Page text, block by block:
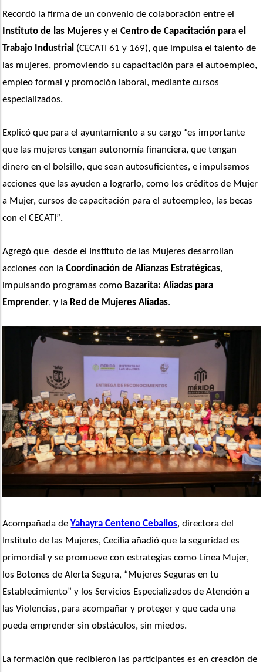
Instituto de las Mujeres y el Centro de Capacitación para el
Trabajo Industrial (CECATI 61 y 169), que impulsa el talento de
las mujeres, promoviendo su capacitación para el autoempleo,
empleo formal y promoción laboral, mediante cursos
especializados.
Explicó que para el ayuntamiento a su cargo “es importante
que las mujeres tengan autonomía financiera, que tengan
dinero en el bolsillo, que sean autosuficientes, e impulsamos
acciones que las ayuden a lograrlo, como los créditos de Mujer
a Mujer, cursos de capacitación para el autoempleo, las becas
con el CECATI ”.
Agregó que  desde el Instituto de las Mujeres desarrollan
acciones con la Coordinación de Alianzas Estratégicas,
impulsando programas como Bazarita: Aliadas para
Emprender, y la Red de Mujeres Aliadas.
Acompañada de Yahayra Centeno Ceballos, directora del
Instituto de las Mujeres, Cecilia añadió que la seguridad es
primordial y se promueve con estrategias como Línea Mujer,
los Botones de Alerta Segura, “Mujeres Seguras en tu
Establecimiento” y los Servicios Especializados de Atención a
las Violencias, para acompañar y proteger y que cada una
pueda emprender sin obstáculos, sin miedos.
La formación que recibieron las participantes es en creación de